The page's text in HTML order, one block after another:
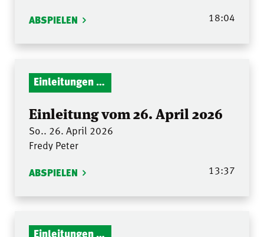
ABSPIELEN 18:04
Einleitungen Gottesdienst
Einleitung vom 26. April 2026
So.. 26. April 2026
Fredy Peter
ABSPIELEN 13:37
Einleitungen Gottesdienst